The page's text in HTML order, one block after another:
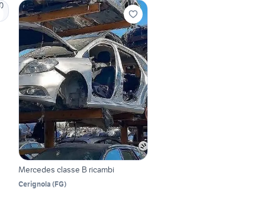
Mercedes classe B ricambi
Cerignola (FG)